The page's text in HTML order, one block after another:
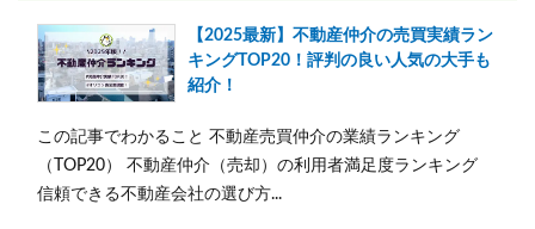
【2025最新】不動産仲介の売買実績ラン
キングTOP20！評判の良い人気の大手も
紹介！
この記事でわかること 不動産売買仲介の業績ランキング
（TOP20） 不動産仲介（売却）の利用者満足度ランキング
信頼できる不動産会社の選び方...